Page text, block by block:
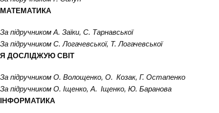
МАТЕМАТИКА
За підручником А. Заїки, С. Тарнавської
За підручником С. Логачевської, Т. Логачевської
Я ДОСЛІДЖУЮ СВІТ
За підручником О. Волощенко, О. Козак, Г. Остапенко
За підручником О. Іщенко, А. Іщенко, Ю. Баранова
ІНФОРМАТИКА